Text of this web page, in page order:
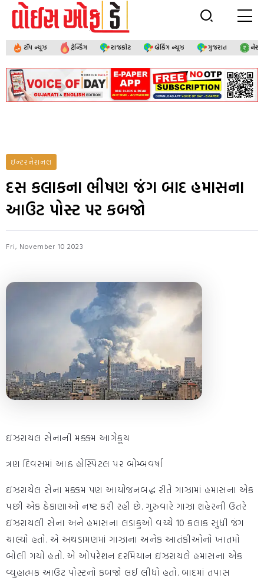
ટૉપ ન્યૂઝ ટ્રેન્ડિંગ રાજકોટ બ્રેકિંગ ન્યૂઝ ગુજરાત
ઇન્ટરનેશનલ
દસ કલાકના ભીષણ જંગ બાદ હમાસના
આઉટ પોસ્ટ પર કબજો
Fri, November 10 2023
ઇઝરાયલ સેનાની મક્કમ આગેકૂચ
ત્રણ દિવસમાં આઠ હોસ્પિટલ પર બોમ્બવર્ષા
ઇઝરાયેલ સેના મક્કમ પણ આયોજનબદ્ધ રીતે ગાઝામાં હમાસના એક
પછી એક ઠેકાણાઓ નષ્ટ કરી રહી છે. ગુરુવારે ગાઝા શહેરની ઉતરે
ઇઝરાયલી સેના અને હમાસના લડાકુઓ વચ્ચે 10 કલાક સુધી જંગ
ચાલ્યો હતો. એ અથડામણમાં ગાઝાના અનેક આતંકીઓનો ખાતમો
બોલી ગયો હતો. એ ઓપરેશન દરમિયાન ઇઝરાયલે હમાસના એક
વ્યુહાત્મક આઉટ પોસ્ટનો કબજો લઈ લીધો હતો. બાદમાં તપાસ